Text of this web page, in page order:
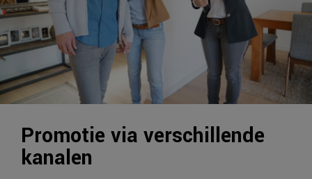
Promotie via verschillende
kanalen